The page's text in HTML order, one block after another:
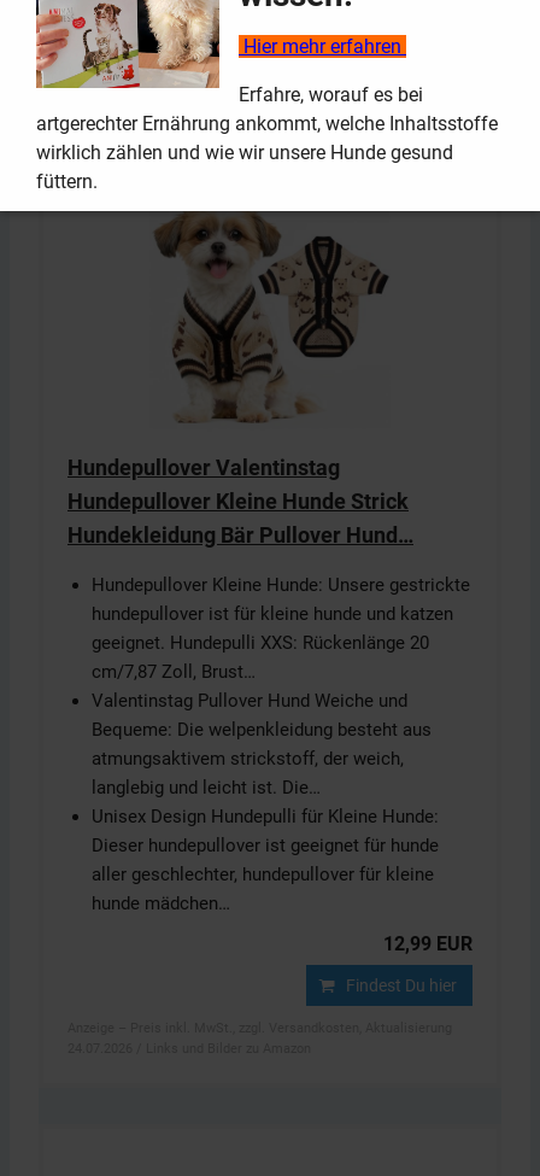
Findest Du hier
Anzeige – Preis inkl. MwSt., zzgl. Versandkosten, Aktualisierung
2.07.2026 / Links und Bilder zu Amazon
Hundepullover Valentinstag
Hundepullover Kleine Hunde Strick
Hundekleidung Bär Pullover Hund…
Hundepullover Kleine Hunde: Unsere gestrickte
hundepullover ist für kleine hunde und katzen
geeignet. Hundepulli XXS: Rückenlänge 20
cm/7,87 Zoll, Brust…
Valentinstag Pullover Hund Weiche und
Bequeme: Die welpenkleidung besteht aus
atmungsaktivem strickstoff, der weich,
langlebig und leicht ist. Die…
Unisex Design Hundepulli für Kleine Hunde:
Dieser hundepullover ist geeignet für hunde
aller geschlechter, hundepullover für kleine
hunde mädchen…
12,99 EUR
Findest Du hier
Hier mehr erfahren
Erfahre, worauf es bei
artgerechter Ernährung ankommt, welche Inhaltsstoffe
wirklich zählen und wie wir unsere Hunde gesund
füttern.